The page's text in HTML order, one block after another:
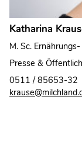
Katharina
M. Sc.
Presse &
0511 / 85653-32